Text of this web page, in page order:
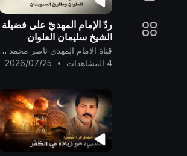
ردّ الإمام المهديّ على فضيلة
الشيخ سليمان العلوان
وطارق السويدان ..
قناة الامام المهدي ناصر محمد اليماني
4 المشاهدات
•
2026/07/25